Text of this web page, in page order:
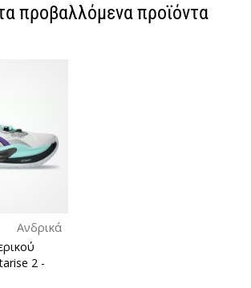
προβαλλόμενα προϊόντα
Ανδρικά
2 -